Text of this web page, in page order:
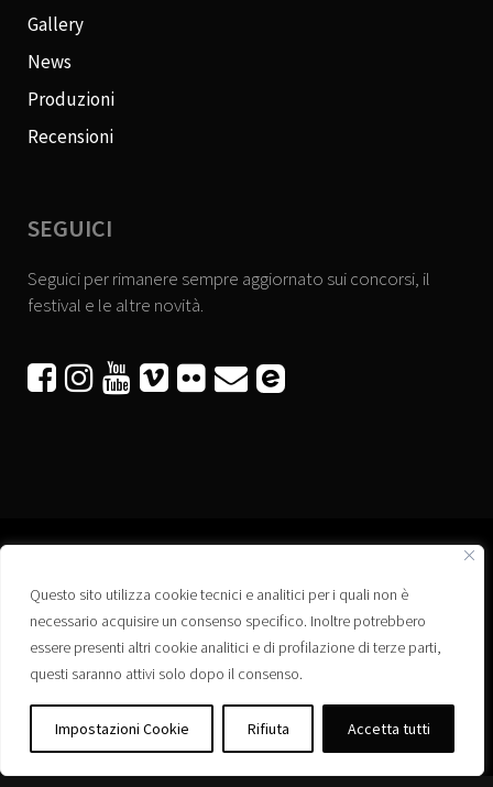
Questo sito utilizza cookie tecnici e analitici per i quali non è
necessario acquisire un consenso specifico. Inoltre potrebbero
essere presenti altri cookie analitici e di profilazione di terze parti,
questi saranno attivi solo dopo il consenso.
Impostazioni Cookie Rifiuta Accetta tutti
Gallery
News
Produzioni
Recensioni
SEGUICI
Seguici per rimanere sempre aggiornato sui concorsi, il
festival e le altre novità.
     
Associazione “Corti a Ponte” APS
Via Wagner, 42 - 35020 Ponte San Nicolò (PD)
C.F. 92223660280
Privacy policy
Registro delle Associazioni di Promozione Sociale – Regione Veneto –
Iscrizione n. PS/PD0364
Albo delle Associazioni – Comune di Ponte San Nicolò – Iscrizione n. 77